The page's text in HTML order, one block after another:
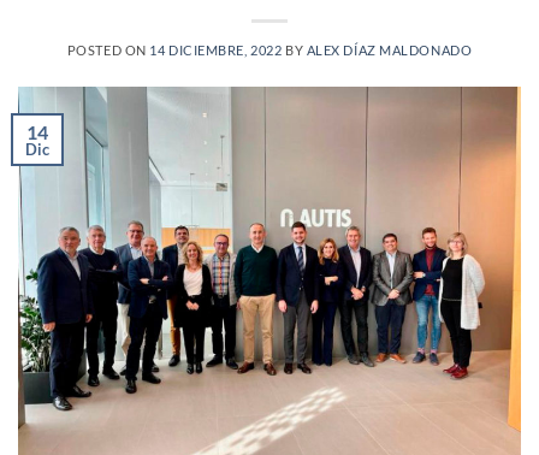
POSTED ON 14 DICIEMBRE, 2022 BY ALEX DÍAZ MALDONADO
14
Dic